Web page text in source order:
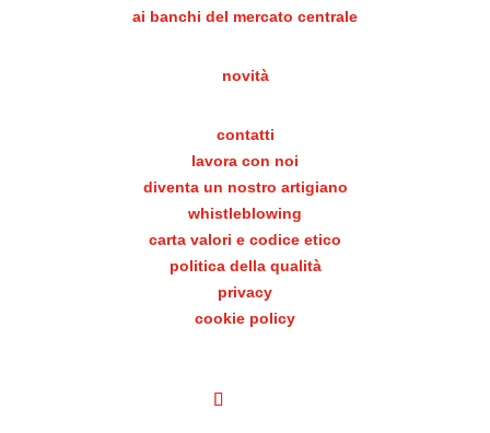
ai banchi del mercato centrale
novità
contatti
lavora con noi
diventa un nostro artigiano
whistleblowing
carta valori e codice etico
politica della qualità
privacy
cookie policy